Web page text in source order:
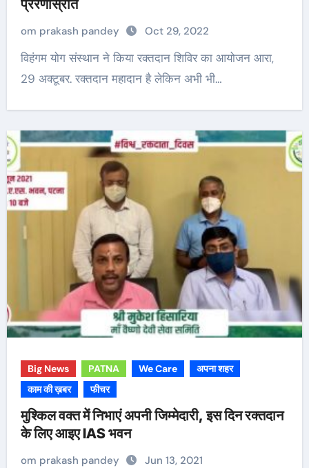
प्रेरणास्रोत
om prakash pandey Oct 29, 2022
विहंगम योग संस्थान ने किया रक्तदान शिविर का आयोजन आरा,
29 अक्टूबर. रक्तदान महादान है लेकिन अभी भी…
Big News PATNA We Care
अपना शहर
काम की ख़बर
फीचर
मुश्किल वक्त में निभाएं अपनी जिम्मेदारी, इस दिन रक्तदान
के लिए आइए IAS भवन
om prakash pandey Jun 13, 2021